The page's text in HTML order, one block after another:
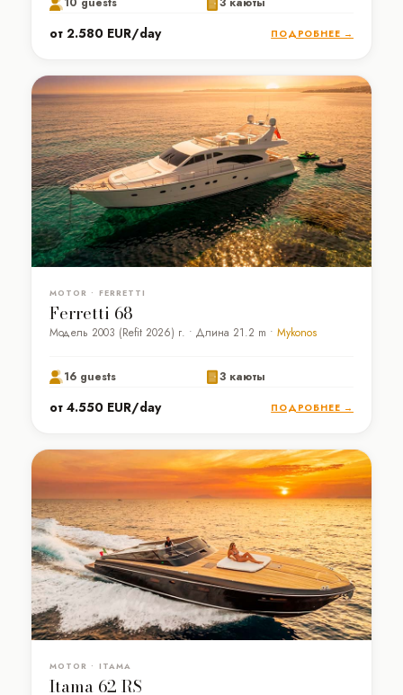
от 2.580 EUR/day ПОДРОБНЕЕ →
MOTOR • FERRETTI
Ferretti 68
Модель 2003 (Refit 2026) г. • Длина 21.2 m • Mykonos
16 guests 3 каюты
от 4.550 EUR/day ПОДРОБНЕЕ →
MOTOR • ITAMA
Itama 62 RS